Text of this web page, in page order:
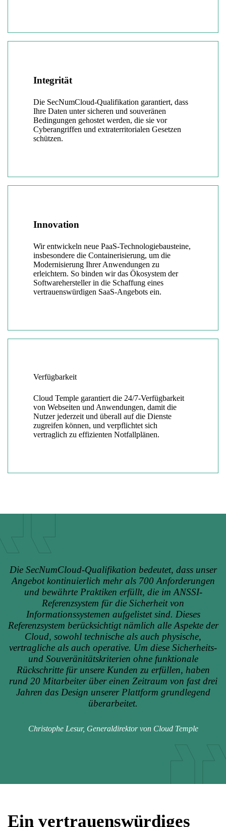
Integrität
Die SecNumCloud-Qualifikation garantiert, dass
Ihre Daten unter sicheren und souveränen
Bedingungen gehostet werden, die sie vor
Cyberangriffen und extraterritorialen Gesetzen
schützen.
Innovation
Wir entwickeln neue PaaS-Technologiebausteine,
insbesondere die Containerisierung, um die
Modernisierung Ihrer Anwendungen zu
erleichtern. So binden wir das Ökosystem der
Softwarehersteller in die Schaffung eines
vertrauenswürdigen SaaS-Angebots ein.
Verfügbarkeit
Cloud Temple garantiert die 24/7-Verfügbarkeit
von Webseiten und Anwendungen, damit die
Nutzer jederzeit und überall auf die Dienste
zugreifen können, und verpflichtet sich
vertraglich zu effizienten Notfallplänen.
Die SecNumCloud-Qualifikation bedeutet, dass unser
Angebot kontinuierlich mehr als 700 Anforderungen
und bewährte Praktiken erfüllt, die im ANSSI-
Referenzsystem für die Sicherheit von
Informationssystemen aufgelistet sind. Dieses
Referenzsystem berücksichtigt nämlich alle Aspekte der
Cloud, sowohl technische als auch physische,
vertragliche als auch operative. Um diese Sicherheits-
und Souveränitätskriterien ohne funktionale
Rückschritte für unsere Kunden zu erfüllen, haben
rund 20 Mitarbeiter über einen Zeitraum von fast drei
Jahren das Design unserer Plattform grundlegend
überarbeitet.
Christophe Lesur, Generaldirektor von Cloud Temple
Ein vertrauenswürdiges